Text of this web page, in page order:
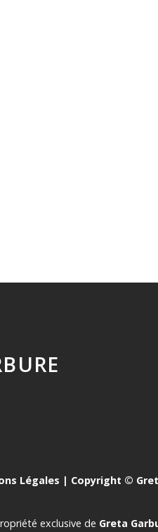
Légales | Copyright ©
exclusive de Greta